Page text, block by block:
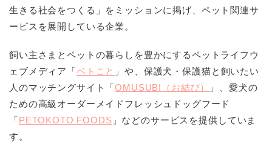
生きる社会をつくる」をミッションに掲げ、ペット関連サ
ービスを展開している企業。
飼い主さまとペットの暮らしを豊かにするペットライフウ
ェブメディア「ペトこと 」や、保護犬・保護猫と飼いたい
人のマッチングサイト「OMUSUBI（お結び）
」、愛犬の
ための高級オーダーメイドフレッシュドッグフード
「PETOKOTO FOODS 」などのサービスを提供していま
す。